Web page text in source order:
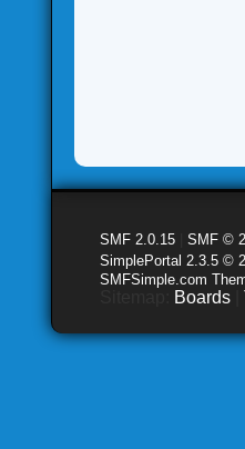
SMF 2.0.15 |SMF ©
SimplePortal 2.3.5 ©
SMFSimple.com
Boards |